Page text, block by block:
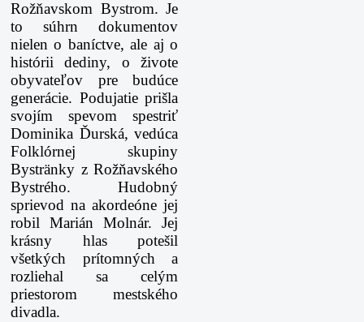
Rožňavskom Bystrom. Je
to súhrn dokumentov
nielen o baníctve, ale aj o
histórii dediny, o živote
obyvateľov pre budúce
generácie. Podujatie prišla
svojím spevom spestriť
Dominika Ďurská, vedúca
Folklórnej skupiny
Bystränky z Rožňavského
Bystrého. Hudobný
sprievod na akordeóne jej
robil Marián Molnár. Jej
krásny hlas potešil
všetkých prítomných a
rozliehal sa celým
priestorom mestského
divadla.